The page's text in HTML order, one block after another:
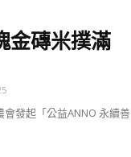
金磚米撲滿
發起「公益ANNO 永續善